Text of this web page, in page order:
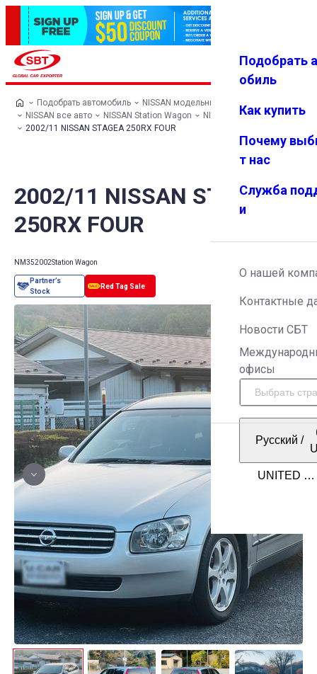
Избранн
Меню
Подобрать
обиль
Как купить
Почему
т нас
Служба
и
О нашей
Контактные
Новости СБТ
офисы
Русский /
Подобрать автомобиль
NISSAN модельный ряд
NISSAN все авто
NISSAN Station Wagon
NISSAN STAGEA
2002/11 NISSAN STAGEA 250RX FOUR
2002/11 NISSAN STAGEA
250RX FOUR
NM352002Station Wagon